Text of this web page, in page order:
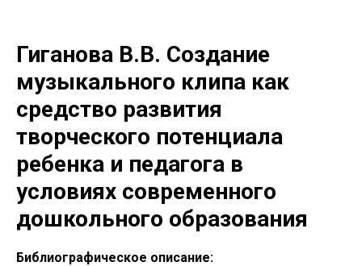
Гиганова В.В. Создание
музыкального клипа как
средство развития
творческого потенциала
ребенка и педагога в
условиях современного
дошкольного образования
Библиографическое описание: